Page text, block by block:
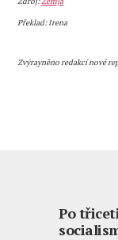
Překlad: Irena
Zvýrayněno redakcí nové
Po